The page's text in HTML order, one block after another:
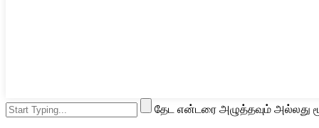
தேட என்டரை அழுத்தவும் அல்லது